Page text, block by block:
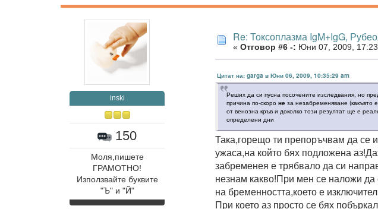
inski
150
Моля,пишете
ГРАМОТНО!
Използвайте буквите
"Ъ" и "Й"
Re: Токсоплазма IgM+IgG,
« Отговор #6 -: Юни 07, 2009,
Цитат на: garga в Юни 06, 2009, 10:35:29 am
Реших да си пусна посочените изследвания, но
причина по-скоро не за незабременяване (какъвто
от венозна кръв и доколко този резултат ще е
определени дни
Така,горещо ти препоръчвам да се
ужаса,на който бях подложена
забременея е трябвало да си
незнам какво!При мен се наложи да
на бременността,което е
При което аз просто се бях